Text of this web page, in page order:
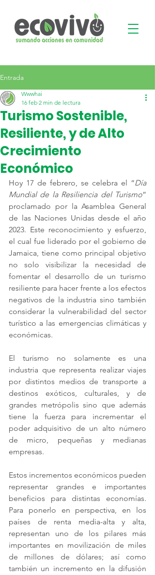
Entrada
Turismo Sostenible,
Resiliente, y de Alto
Crecimiento
Económico
Wwwhai
16 feb 2 min de lectura
Hoy 17 de febrero, se celebra el “Día
Mundial de la Resiliencia del Turismo”
proclamado por la Asamblea General
de las Naciones Unidas desde el año
2023. Este reconocimiento y esfuerzo,
el cual fue liderado por el gobierno de
Jamaica, tiene como principal objetivo
no solo visibilizar la necesidad de
fomentar el desarrollo de un turismo
resiliente para hacer frente a los efectos
negativos de la industria sino también
considerar la vulnerabilidad del sector
turístico a las emergencias climáticas y
económicas.
El turismo no solamente es una
industria que representa realizar viajes
por distintos medios de transporte a
destinos exóticos, culturales, y de
grandes metrópolis sino que además
tiene la fuerza para incrementar el
poder adquisitivo de un alto número
de micro, pequeñas y medianas
empresas.
Estos incrementos económicos pueden
representar grandes e importantes
beneficios para distintas economías.
Para ponerlo en perspectiva, en los
países de renta media-alta y alta,
representan uno de los pilares más
importantes en movilización de miles
de millones de dólares; así como
también un incremento en la difusión